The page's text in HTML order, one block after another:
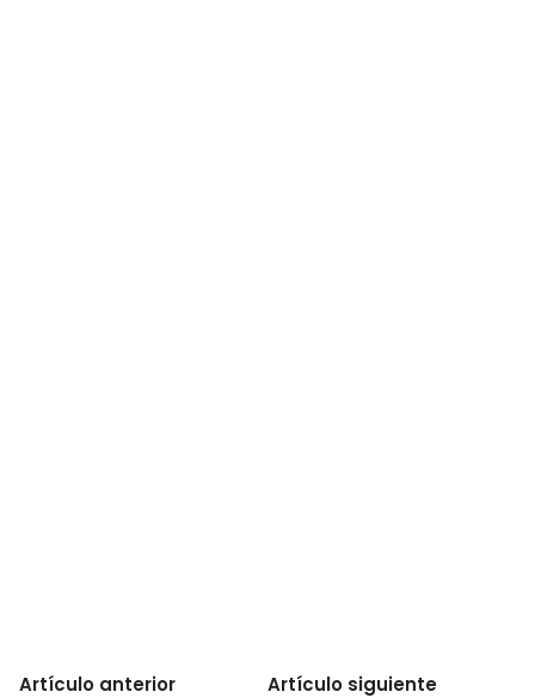
Artículo anterior Artículo siguiente